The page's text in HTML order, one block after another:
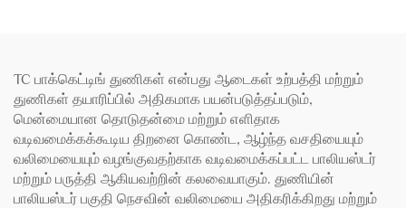
TC பாக்கெட்டிங் துணிகள் என்பது ஆடைகள் உற்பத்தி மற்றும்
துணிகள் தயாரிப்பில் அதிகமாக பயன்படுத்தப்படும்,
மென்மையான தொடுதன்மை மற்றும் எளிதாக
வடிவமைக்கக்கூடிய திறனை கொண்ட, ஆழ்ந்த வசதியையும்
வலிமையையும் வழங்குவதற்காக வடிவமைக்கப்பட்ட பாலியஸ்டர்
மற்றும் பருத்தி ஆகியவற்றின் கலவையாகும். துணியின்
பாலியஸ்டர் பகுதி நெசவின் வலிமையை அதிகரிக்கிறது மற்றும்